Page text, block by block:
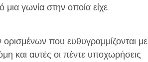
γωνία στην οποία είχε
που ευθυγραμμίζονται με
και αυτές οι πέντε υποχωρήσεις